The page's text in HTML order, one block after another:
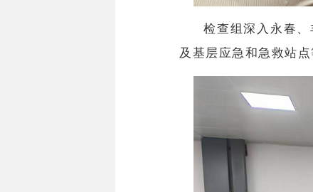
检查组深入永春
及 基层应急和急救站点